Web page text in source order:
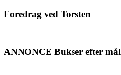
Foredrag ved Torsten
ANNONCE Bukser efter mål